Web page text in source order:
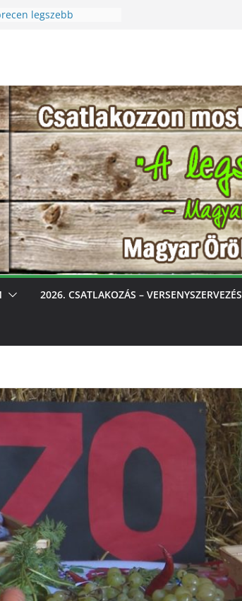
legszebb
Különleges módon
szeretetére a
legszebb
Ültess, gondozd, nyerj:
konyhakertjeit
2026. CSATLAKOZÁS – VERSENYSZERVEZÉS